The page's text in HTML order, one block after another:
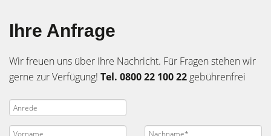
Ihre Anfrage
Wir freuen uns über Ihre Nachricht. Für Fragen stehen wir
gerne zur Verfügung! Tel. 0800 22 100 22 gebührenfrei